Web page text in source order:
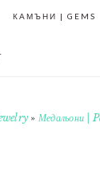
КАМЪНИ | GEMS
» Медальони |